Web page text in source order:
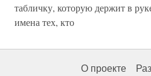
табличку, которую держит в
имена тех, кто
О проекте